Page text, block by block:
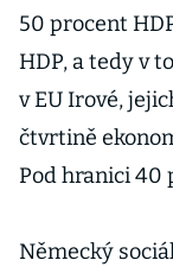
50 procent
HDP, a tedy v
v EU Irové,
čtvrtině
Pod hranici 40
Německý